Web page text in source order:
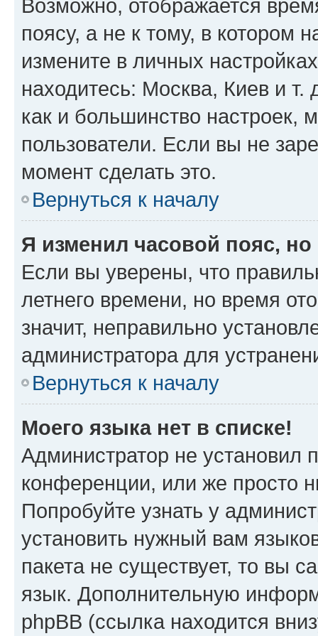
Возможно, отображается
поясу, а не к тому, в котором
измените в личных
находитесь: Москва, Киев и т.
как и большинство настроек,
пользователи. Если вы не
момент сделать это.
Вернуться к началу
Я изменил часовой пояс,
Если вы уверены, что
летнего времени, но время
значит, неправильно
администратора для
Вернуться к началу
Моего языка нет в списке!
Администратор не установил
конференции, или же просто
Попробуйте узнать у
установить нужный вам
пакета не существует, то вы
язык. Дополнительную
phpBB (ссылка находится